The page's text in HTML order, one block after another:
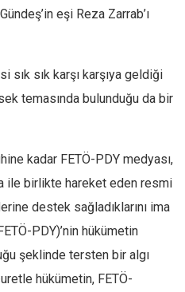
eşi Reza Zarrab’ı
sık sık karşı karşıya geldiği
temasında bulunduğu da bir
kadar FETÖ-PDY medyası,
ile birlikte hareket eden resmi
destek sağladıklarını ima
PDY)’nin hükümetin
şeklinde tersten bir algı
hükümetin, FETÖ-